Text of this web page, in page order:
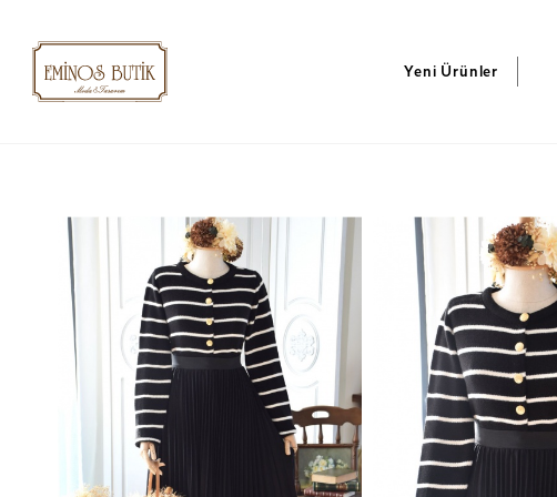
Yeni Ürünler